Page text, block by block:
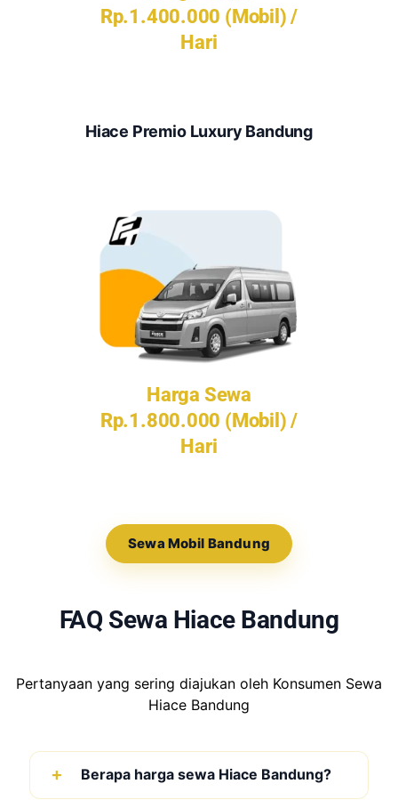
Rp.1.400.000 (Mobil) /
Hari
Hiace Premio Luxury Bandung
Harga Sewa
Rp.1.800.000 (Mobil) /
Hari
Sewa Mobil Bandung
FAQ Sewa Hiace Bandung
Pertanyaan yang sering diajukan oleh Konsumen Sewa
Hiace Bandung
Berapa harga sewa Hiace Bandung?